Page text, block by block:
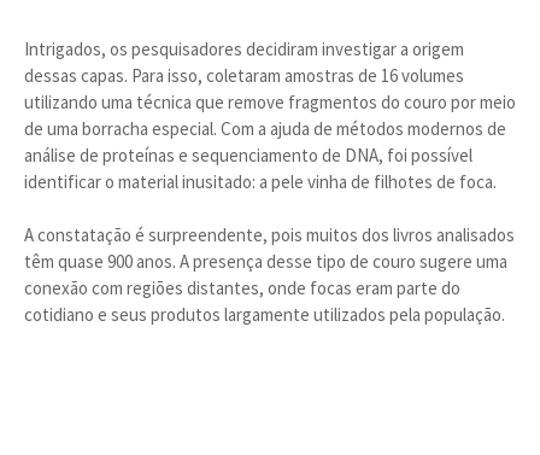
Intrigados, os pesquisadores decidiram investigar a origem
dessas capas. Para isso, coletaram amostras de 16 volumes
utilizando uma técnica que remove fragmentos do couro por meio
de uma borracha especial. Com a ajuda de métodos modernos de
análise de proteínas e sequenciamento de DNA, foi possível
identificar o material inusitado: a pele vinha de filhotes de foca.
A constatação é surpreendente, pois muitos dos livros analisados
têm quase 900 anos. A presença desse tipo de couro sugere uma
conexão com regiões distantes, onde focas eram parte do
cotidiano e seus produtos largamente utilizados pela população.